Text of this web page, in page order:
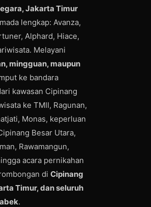
Jakarta Timur
lengkap: Avanza,
Alphard, Hiace,
Melayani
mingguan, maupun
ke bandara
kawasan Cipinang
ke TMII, Ragunan,
Monas, keperluan
Besar Utara,
Rawamangun,
acara pernikahan
di Cipinang
Timur, dan seluruh
.